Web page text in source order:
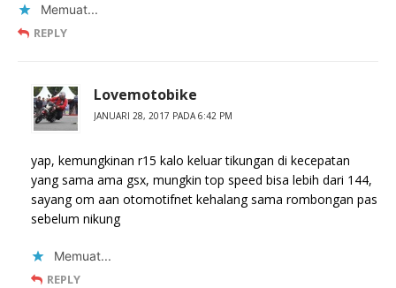
Memuat...
REPLY
Lovemotobike
JANUARI 28, 2017 PADA 6:42 PM
yap, kemungkinan r15 kalo keluar tikungan di kecepatan
yang sama ama gsx, mungkin top speed bisa lebih dari 144,
sayang om aan otomotifnet kehalang sama rombongan pas
sebelum nikung
Memuat...
REPLY